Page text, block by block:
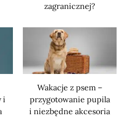
zagranicznej?
i
Wakacje z psem –
przygotowanie pupila
i niezbędne akcesoria